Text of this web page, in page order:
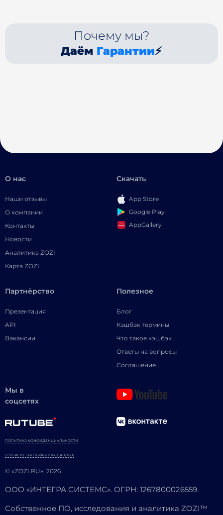
Почему мы?
Даём Гарантии⚡
О нас
Наши отзывы
О компании
Контакты
Новости
Аналитика ZOZI
Карта ZOZI
Скачать
App Store
Google Play
AppGallery
Партнёрство
Презентация
API
Вакансии
Полезное
Блог
Кэшбэк термины
Что такое кэшбэк
Ответы на вопросы
Соглашение
Мы в
соцсетях
© «ZOZI.RU», 2026
ПОЛИТИКА КОНФИДЕНЦИАЛЬНОСТИ
СОГЛАСИЕ НА ОБРАБОТКУ ДАННЫХ
ООО «ИНТЕГРА СИСТЕМС». ОГРН: 1267800026559.
Собственное ПО, исследования и аналитика ZOZI™